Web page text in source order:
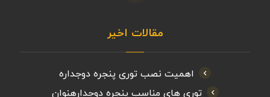
مقالات اخیر
اهمیت نصب توری پنجره دوجداره
توری های مناسب پنجره دوجدارهنوان